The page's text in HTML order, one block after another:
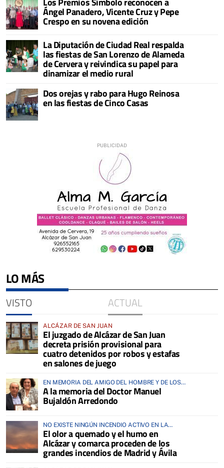
Ángel Panadero, Vicente Cruz y Pepe
Crespo en su novena edición
La Diputación de Ciudad Real respalda
las fiestas de San Lorenzo de Alameda
de Cervera y reivindica su papel para
dinamizar el medio rural
Dos orejas y rabo para Hugo Reinosa
en las fiestas de Cinco Casas
LO MÁS
VISTO ACTUAL
ALCÁZAR DE SAN JUAN
El juzgado de Alcázar de San Juan
decreta prisión provisional para
cuatro detenidos por robos y estafas
en salones de juego
EN MEMORIA DEL AMIGO DEL HOMBRE Y DE LOS
ANIMALES
A la memoria del Doctor Manuel
Bujaldón Arredondo
NO EXISTE NINGÚN INCENDIO ACTIVO EN LA
COMARCA
El olor a quemado y el humo en
Alcázar y comarca proceden de los
grandes incendios de Madrid y Ávila